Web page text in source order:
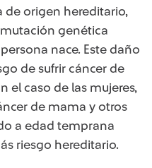
de origen hereditario,
genética
nace. Este daño
de sufrir cáncer de
el caso de las mujeres,
de mama y otros
a edad temprana
riesgo hereditario.